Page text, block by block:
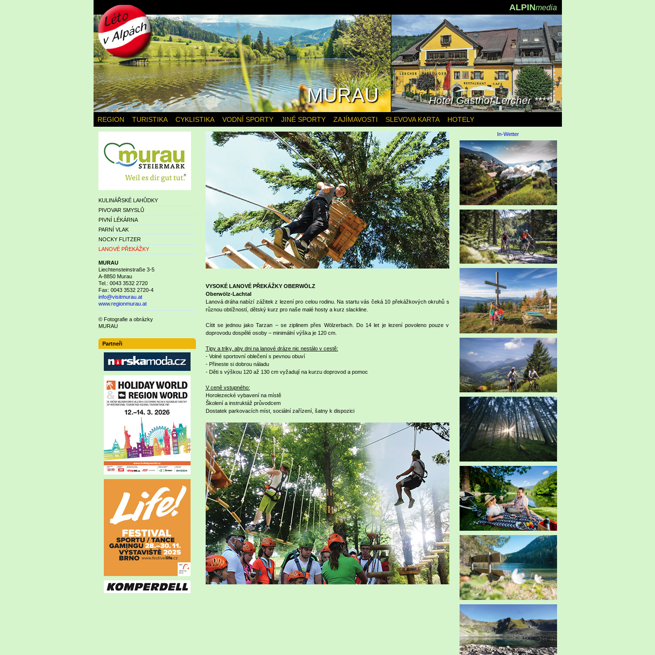
VYSOKÉ LANOVÉ PŘEKÁŽKY OBERWÖLZ
Oberwölz-Lachtal
Lanová dráha nabízí zážitek z lezení pro celou rodinu. Na startu vás čeká 10 překážkových okruhů s
různou obtížností, dětský kurz pro naše malé hosty a kurz slackline.
Cítit se jednou jako Tarzan – se ziplinem přes Wölzerbach. Do 14 let je lezení povoleno pouze v
doprovodu dospělé osoby – minimální výška je 120 cm.
Tipy a triky, aby dni na lanové dráze nic nestálo v cestě:
- Volné sportovní oblečení s pevnou obuví
- Přineste si dobrou náladu
- Děti s výškou 120 až 130 cm vyžadují na kurzu doprovod a pomoc
V ceně vstupného:
Horolezecké vybavení na místě
Školení a instruktáž průvodcem
Dostatek parkovacích míst, sociální zařízení, šatny k dispozici
KULINÁŘSKÉ LAHŮDKY
PIVOVAR SMYSLŮ
PIVNÍ LÉKÁRNA
PARNÍ VLAK
NOCKY FLITZER
LANOVÉ PŘEKÁŽKY
MURAU
Liechtensteinstraße 3-5
A-8850 Murau
Tel.: 0043 3532 2720
Fax: 0043 3532 2720-4
info@visitmurau.at
www.regionmurau.at
© Fotografie a obrázky
MURAU
Partneři
In-Wetter
ALPINmedia
REGION TURISTIKA CYKLISTIKA VODNÍ SPORTY JINÉ SPORTY ZAJÍMAVOSTI SLEVOVA KARTA HOTELY
Hotel Gasthof Lercher ****
MURAU